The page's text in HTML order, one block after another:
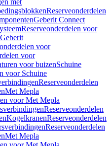
met
Reserveonderdelen
Geberit Connect
Reserveonderdelen voor
voor
voor
voor buizenSchuine
voor Schuine
Reserveonderdelen
Met Mepla
voor Met Mepla
Reserveonderdelen
KogelkranenReserveonderdelen
Reserveonderdelen
Met Mepla